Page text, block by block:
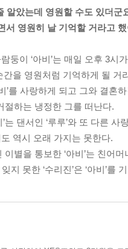
알았는데 영원할 수도 있더군
서 영원히 날 기억할 거라고
둥이 ‘아비’는 매일 오후 3시
간을 영원처럼 기억하게 될 거
비’를 사랑하게 되고 그와 결
절하는 냉정한 그를 떠난다.
는 댄서인 ‘루루’와 또 다른 사
역시 오래 가지는 못한다.
이별을 통보한 ‘아비’는 친어
지 못한 ‘수리진’은 ‘아비’를